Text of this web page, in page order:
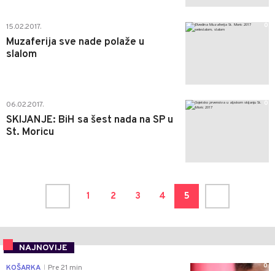
15.02.2017.
Muzaferija sve nade polaže u
slalom
0
06.02.2017.
SKIJANJE: BiH sa šest nada na SP u
St. Moricu
0
1 2 3 4 5
NAJNOVIJE
0
KOŠARKA Pre 21 min